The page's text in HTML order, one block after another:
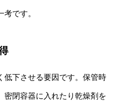
です。
低下させる要因です。保管時
密閉容器に入れたり乾燥剤を